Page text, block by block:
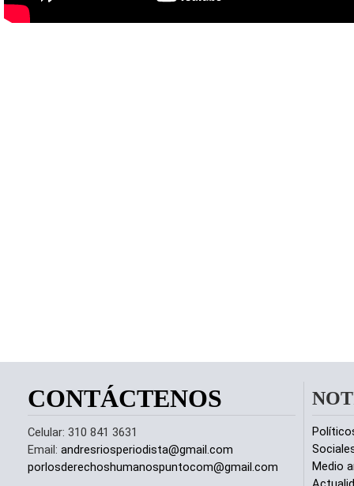
CONTÁCTENOS
Celular: 310 841 3631
Email: andresriosperiodista@gmail.com
porlosderechoshumanospuntocom@gmail.com
Medio